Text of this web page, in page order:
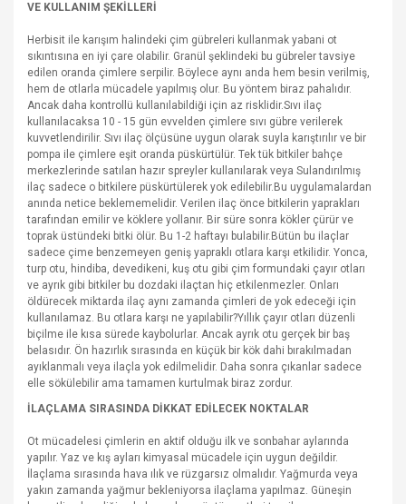
VE KULLANIM ŞEKİLLERİ
Herbisit ile karışım halindeki çim gübreleri kullanmak yabani ot
sıkıntısına en iyi çare olabilir. Granül şeklindeki bu gübreler tavsiye
edilen oranda çimlere serpilir. Böylece aynı anda hem besin verilmiş,
hem de otlarla mücadele yapılmış olur. Bu yöntem biraz pahalıdır.
Ancak daha kontrollü kullanılabildiği için az risklidir.Sıvı ilaç
kullanılacaksa 10 - 15 gün evvelden çimlere sıvı gübre verilerek
kuvvetlendirilir. Sıvı ilaç ölçüsüne uygun olarak suyla karıştırılır ve bir
pompa ile çimlere eşit oranda püskürtülür. Tek tük bitkiler bahçe
merkezlerinde satılan hazır spreyler kullanılarak veya Sulandırılmış
ilaç sadece o bitkilere püskürtülerek yok edilebilir.Bu uygulamalardan
anında netice beklememelidir. Verilen ilaç önce bitkilerin yaprakları
tarafından emilir ve köklere yollanır. Bir süre sonra kökler çürür ve
toprak üstündeki bitki ölür. Bu 1-2 haftayı bulabilir.Bütün bu ilaçlar
sadece çime benzemeyen geniş yapraklı otlara karşı etkilidir. Yonca,
turp otu, hindiba, devedikeni, kuş otu gibi çim formundaki çayır otları
ve ayrık gibi bitkiler bu dozdaki ilaçtan hiç etkilenmezler. Onları
öldürecek miktarda ilaç aynı zamanda çimleri de yok edeceği için
kullanılamaz. Bu otlara karşı ne yapılabilir?Yıllık çayır otları düzenli
biçilme ile kısa sürede kaybolurlar. Ancak ayrık otu gerçek bir baş
belasıdır. Ön hazırlık sırasında en küçük bir kök dahi bırakılmadan
ayıklanmalı veya ilaçla yok edilmelidir. Daha sonra çıkanlar sadece
elle sökülebilir ama tamamen kurtulmak biraz zordur.
İLAÇLAMA SIRASINDA DİKKAT EDİLECEK NOKTALAR
Ot mücadelesi çimlerin en aktif olduğu ilk ve sonbahar aylarında
yapılır. Yaz ve kış ayları kimyasal mücadele için uygun değildir.
İlaçlama sırasında hava ılık ve rüzgarsız olmalıdır. Yağmurda veya
yakın zamanda yağmur bekleniyorsa ilaçlama yapılmaz. Güneşin